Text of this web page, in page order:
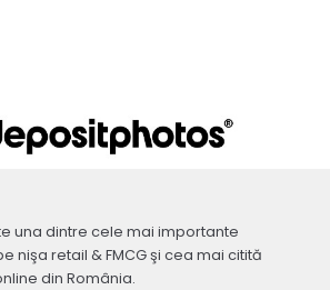
una dintre cele mai importante
nişa retail & FMCG şi cea mai citită
din România.